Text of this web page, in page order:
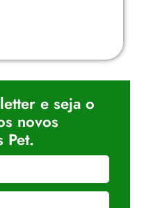
e seja o
novos
Pet.